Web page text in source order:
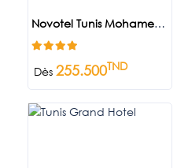
Novotel Tunis Mohamed V
Dès255.500TND